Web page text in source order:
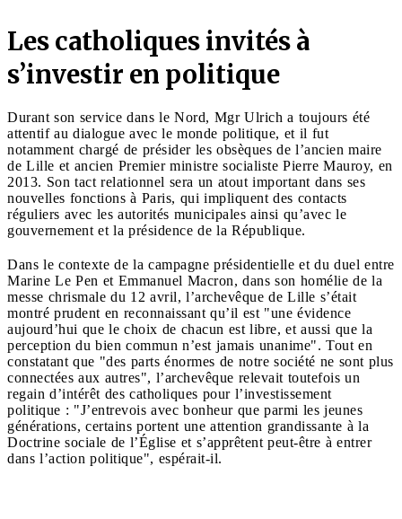
Les catholiques invités à
s’investir en politique
Durant son service dans le Nord, Mgr Ulrich a toujours été
attentif au dialogue avec le monde politique, et il fut
notamment chargé de présider les obsèques de l’ancien maire
de Lille et ancien Premier ministre socialiste Pierre Mauroy, en
2013. Son tact relationnel sera un atout important dans ses
nouvelles fonctions à Paris, qui impliquent des contacts
réguliers avec les autorités municipales ainsi qu’avec le
gouvernement et la présidence de la République.
Dans le contexte de la campagne présidentielle et du duel entre
Marine Le Pen et Emmanuel Macron, dans son homélie de la
messe chrismale du 12 avril, l’archevêque de Lille s’était
montré prudent en reconnaissant qu’il est "une évidence
aujourd’hui que le choix de chacun est libre, et aussi que la
perception du bien commun n’est jamais unanime". Tout en
constatant que "des parts énormes de notre société ne sont plus
connectées aux autres", l’archevêque relevait toutefois un
regain d’intérêt des catholiques pour l’investissement
politique : "J’entrevois avec bonheur que parmi les jeunes
générations, certains portent une attention grandissante à la
Doctrine sociale de l’Église et s’apprêtent peut-être à entrer
dans l’action politique", espérait-il.